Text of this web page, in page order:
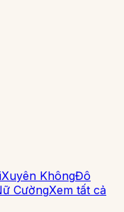
Xuyên KhôngĐô
CườngXem tất cả